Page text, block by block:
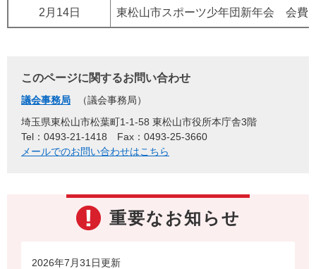
2月14日 東松山市スポーツ少年団新年会 会費
このページに関するお問い合わせ
議会事務局
議会事務局
埼玉県東松山市松葉町1-1-58 東松山市役所本庁舎3階
Tel：0493-21-1418
Fax：0493-25-3660
メールでのお問い合わせはこちら
重要なお知らせ
2026年7月31日更新